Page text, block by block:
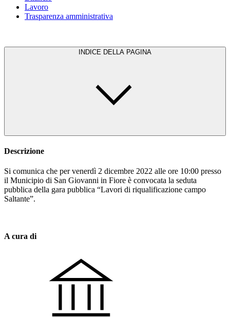
Lavoro
Trasparenza amministrativa
INDICE DELLA PAGINA
Descrizione
Si comunica che per venerdì 2 dicembre 2022 alle ore 10:00 presso
il Municipio di San Giovanni in Fiore è convocata la seduta
pubblica della gara pubblica “Lavori di riqualificazione campo
Saltante”.
A cura di